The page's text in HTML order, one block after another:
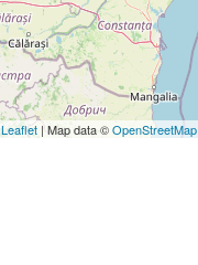
Leaflet | Map data ©OpenStreetMap